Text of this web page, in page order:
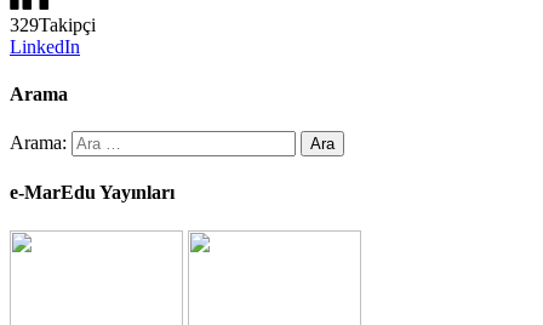
329Takipçi
LinkedIn
Arama
Arama:
e-MarEdu Yayınları